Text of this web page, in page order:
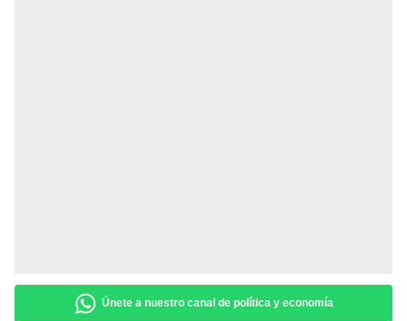
Únete a nuestro canal de política y economía